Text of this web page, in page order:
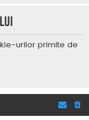
t
urilor primite de